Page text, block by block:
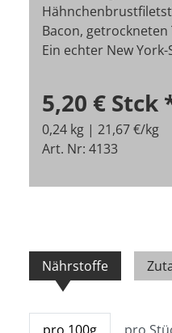
Bacon,
Ein echter New
5,20 € Stck
0,24 kg | 21,67 €/kg
Art. Nr: 4133
Nährstoffe